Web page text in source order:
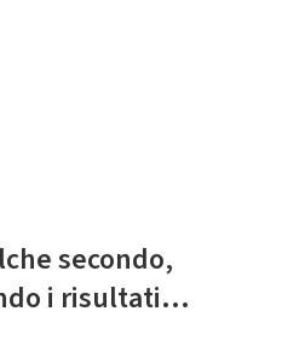
secondo,
i risultati...